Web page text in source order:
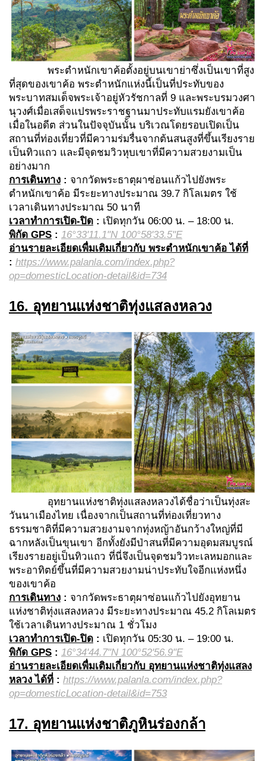
พระตำหนักเขาค้อตั้งอยู่บนเขาย่าซึ่งเป็นเขาที่สูง
ที่สุดของเขาค้อ พระตำหนักแห่งนี้เป็นที่ประทับของ
พระบาทสมเด็จพระเจ้าอยู่หัวรัชกาลที่ 9 และพระบรมวงศา
นุวงศ์เมื่อเสด็จแปรพระราชฐานมาประทับแรมยังเขาค้อ
เมื่อในอดีต ส่วนในปัจจุบันนั้น บริเวณโดยรอบเปิดเป็น
สถานที่ท่องเที่ยวที่มีความร่มรื่นจากต้นสนสูงที่ขึ้นเรียงราย
เป็นทิวแถว และมีจุดชมวิวหุบเขาที่มีความสวยงามเป็น
อย่างมาก
การเดินทาง : จากวัดพระธาตุผาซ่อนแก้วไปยังพระ
ตำหนักเขาค้อ มีระยะทางประมาณ 39.7 กิโลเมตร ใช้
เวลาเดินทางประมาณ 50 นาที
เวลาทำการเปิด-ปิด : เปิดทุกวัน 06:00 น. – 18:00 น.
พิกัด GPS : 16°33'11.1"N 100°58'33.5"E
อ่านรายละเอียดเพื่มเติมเกี่ยวกับ พระตำหนักเขาค้อ ได้ที่
: https://www.palanla.com/index.php?
op=domesticLocation-detail&id=734
16. อุทยานแห่งชาติทุ่งแสลงหลวง
อุทยานแห่งชาติทุ่งแสลงหลวงได้ชื่อว่าเป็นทุ่งสะ
วันนาเมืองไทย เนื่องจากเป็นสถานที่ท่องเที่ยวทาง
ธรรมชาติที่มีความสวยงามจากทุ่งหญ้าอันกว้างใหญ่ที่มี
ฉากหลังเป็นขุนเขา อีกทั้งยังมีป่าสนที่มีความอุดมสมบูรณ์
เรียงรายอยู่เป็นทิวแถว ที่นี่จึงเป็นจุดชมวิวทะเลหมอกและ
พระอาทิตย์ขึ้นที่มีความสวยงามน่าประทับใจอีกแห่งหนึ่ง
ของเขาค้อ
การเดินทาง : จากวัดพระธาตุผาซ่อนแก้วไปยังอุทยาน
แห่งชาติทุ่งแสลงหลวง มีระยะทางประมาณ 45.2 กิโลเมตร
ใช้เวลาเดินทางประมาณ 1 ชั่วโมง
เวลาทำการเปิด-ปิด : เปิดทุกวัน 05:30 น. – 19:00 น.
พิกัด GPS : 16°34'44.7"N 100°52'56.9"E
อ่านรายละเอียดเพื่มเติมเกี่ยวกับ อุทยานแห่งชาติทุ่งแสลง
หลวง ได้ที่ : https://www.palanla.com/index.php?
op=domesticLocation-detail&id=753
17. อุทยานแห่งชาติภูหินร่องกล้า